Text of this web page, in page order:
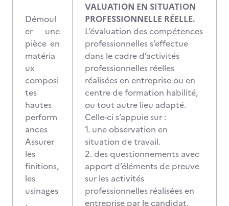
Démoul
er une
pièce en
matéria
ux
composi
tes
hautes
perform
ances
Assurer
les
finitions,
les
usinages
,
VALUATION EN SITUATION
PROFESSIONNELLE RÉELLE.
L’évaluation des compétences
professionnelles s’effectue
dans le cadre d’activités
professionnelles réelles
réalisées en entreprise ou en
centre de formation habilité,
ou tout autre lieu adapté.
Celle-ci s’appuie sur :
1. une observation en
situation de travail.
2. des questionnements avec
apport d’éléments de preuve
sur les activités
professionnelles réalisées en
entreprise par le candidat.